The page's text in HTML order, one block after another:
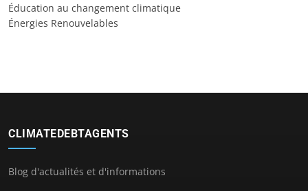
Éducation au changement climatique
Énergies Renouvelables
CLIMATEDEBTAGENTS
Blog d'actualités et d'informations